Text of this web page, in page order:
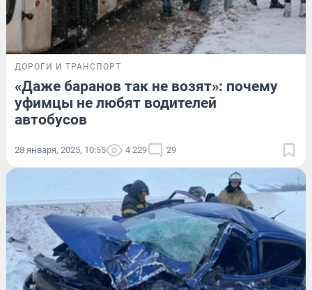
ДОРОГИ И ТРАНСПОРТ
«Даже баранов так не возят»: почему
уфимцы не любят водителей
автобусов
28 января, 2025, 10:55 4 229 29